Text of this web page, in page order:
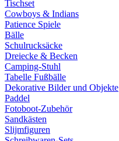
Tischset
Cowboys & Indians
Patience Spiele
Bälle
Schulrucksäcke
Dreiecke & Becken
Camping-Stuhl
Tabelle Fußbälle
Dekorative Bilder und Objekte
Paddel
Fotoboot-Zubehör
Sandkästen
Slijmfiguren